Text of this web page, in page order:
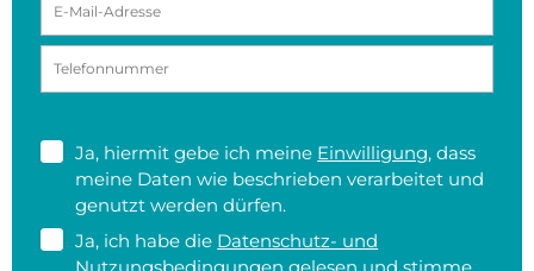
Ja, hiermit gebe ich meine Einwilligung, dass
meine Daten wie beschrieben verarbeitet und
genutzt werden dürfen.
Ja, ich habe die Datenschutz- und